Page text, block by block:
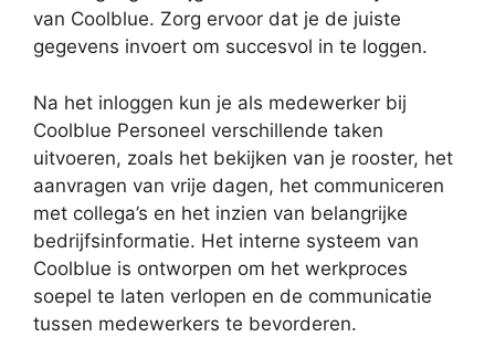
van Coolblue. Zorg ervoor dat je de juiste
gegevens invoert om succesvol in te loggen.
Na het inloggen kun je als medewerker bij
Coolblue Personeel verschillende taken
uitvoeren, zoals het bekijken van je rooster, het
aanvragen van vrije dagen, het communiceren
met collega’s en het inzien van belangrijke
bedrijfsinformatie. Het interne systeem van
Coolblue is ontworpen om het werkproces
soepel te laten verlopen en de communicatie
tussen medewerkers te bevorderen.